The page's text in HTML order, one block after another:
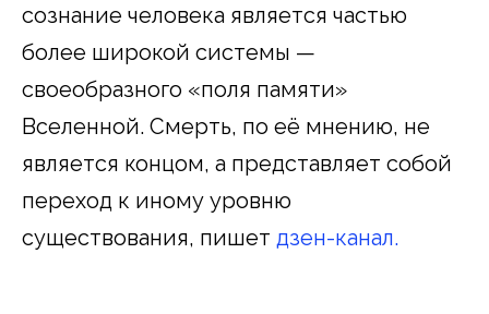
сознание человека является частью
более широкой системы —
своеобразного «поля памяти»
Вселенной. Смерть, по её мнению, не
является концом, а представляет собой
переход к иному уровню
существования, пишет дзен-канал.